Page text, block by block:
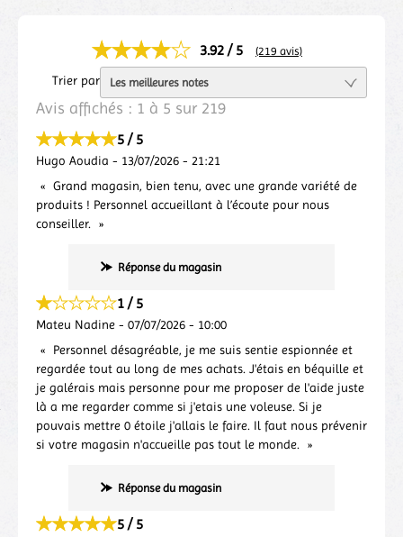
3.92 / 5 (219 avis)
Trier par
Avis affichés : 1 à 5 sur 219
5 / 5
Hugo Aoudia - 13/07/2026 - 21:21
Grand magasin, bien tenu, avec une grande variété de
produits ! Personnel accueillant à l’écoute pour nous
conseiller.
Réponse du magasin
1 / 5
Mateu Nadine - 07/07/2026 - 10:00
Personnel désagréable, je me suis sentie espionnée et
regardée tout au long de mes achats. J'étais en béquille et
je galérais mais personne pour me proposer de l'aide juste
là a me regarder comme si j'etais une voleuse. Si je
pouvais mettre 0 étoile j'allais le faire. Il faut nous prévenir
si votre magasin n'accueille pas tout le monde.
Réponse du magasin
5 / 5